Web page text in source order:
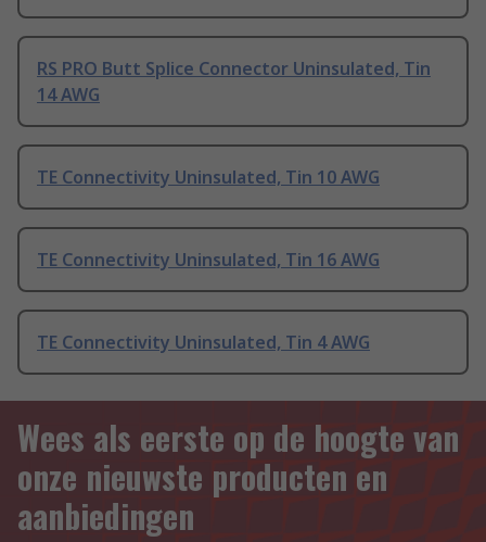
RS PRO Butt Splice Connector Uninsulated, Tin
14 AWG
TE Connectivity Uninsulated, Tin 10 AWG
TE Connectivity Uninsulated, Tin 16 AWG
TE Connectivity Uninsulated, Tin 4 AWG
Wees als eerste op de hoogte van
onze nieuwste producten en
aanbiedingen